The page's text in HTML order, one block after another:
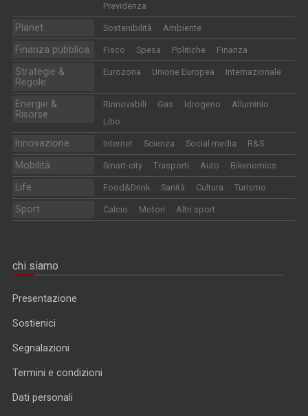
Previdenza
Planet Sostenibilità Ambiente
Finanza pubblica Fisco Spesa Politiche Finanza
Strategie &
Regole
Eurozona Unione Europea Internazionale
Energie &
Risorse
Rinnovabili Gas Idrogeno
Alluminio
Litio
Innovazione Internet Scienza Social media R&S
Mobilità Smart-city Trasporti Auto Bikenomics
Life Food&Drink Sanità Cultura Turismo
Sport Calcio Motori Altri sport
chi siamo
Presentazione
Sostienici
Segnalazioni
Termini e condizioni
Dati personali